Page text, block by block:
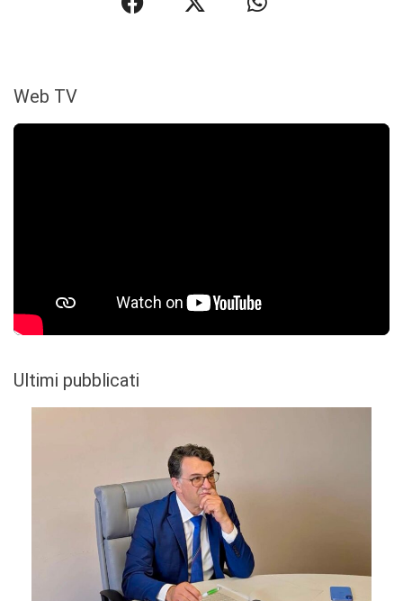
Web TV
Ultimi pubblicati